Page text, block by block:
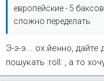
европейские - 5
сложно переделать
Э-э-э... ох.йенно, дайте
пошукать :roll: , а то